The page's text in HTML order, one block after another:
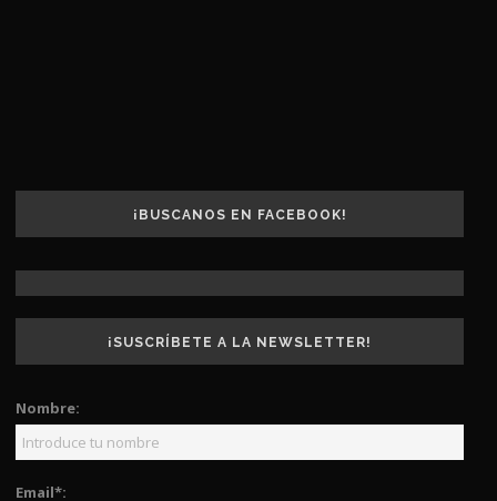
¡BUSCANOS EN FACEBOOK!
¡SUSCRÍBETE A LA NEWSLETTER!
Nombre:
Email*: